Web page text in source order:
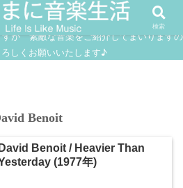
SOUNDTRACK
が 素敵な音楽をご紹介してまいりますの
しくお願いいたします♪
Benoit
David Benoit / Heavier Than
(1977年)
検索